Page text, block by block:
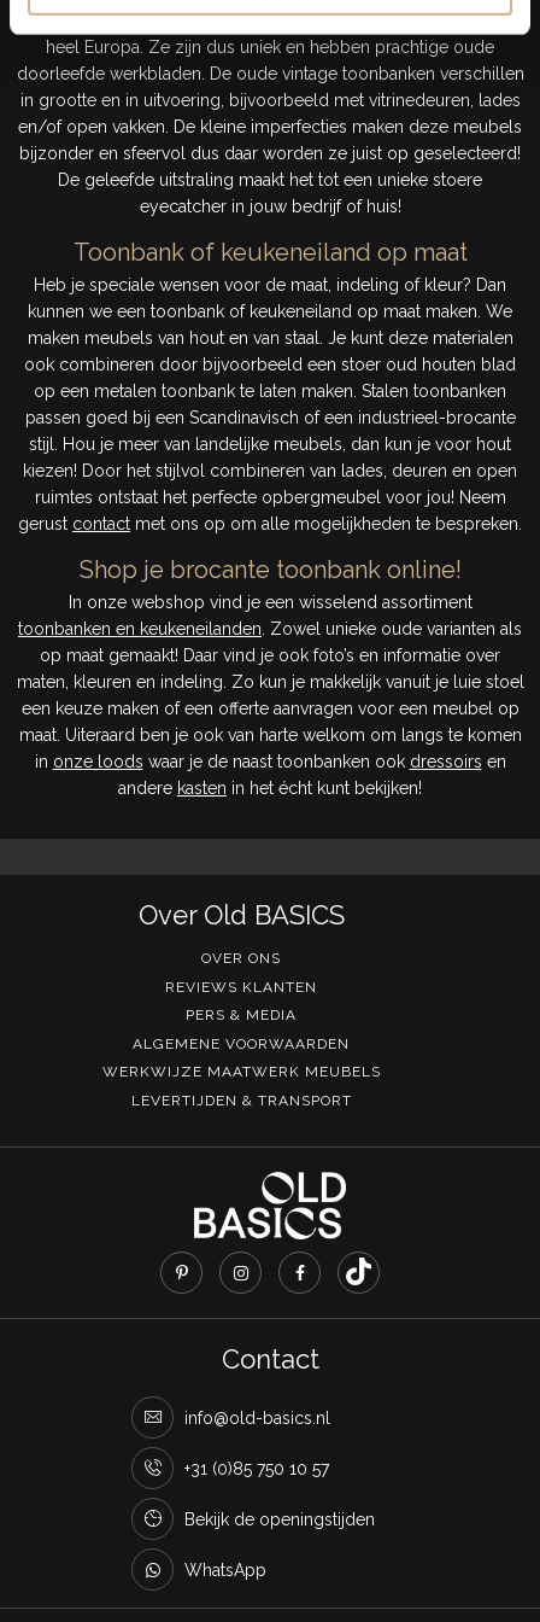
oud en komen uit verschillende oude winkels en apotheken in
heel Europa. Ze zijn dus uniek en hebben prachtige oude
doorleefde werkbladen. De oude vintage toonbanken verschillen
in grootte en in uitvoering, bijvoorbeeld met vitrinedeuren, lades
en/of open vakken. De kleine imperfecties maken deze meubels
bijzonder en sfeervol dus daar worden ze juist op geselecteerd!
De geleefde uitstraling maakt het tot een unieke stoere
eyecatcher in jouw bedrijf of huis!
Toonbank of keukeneiland op maat
Heb je speciale wensen voor de maat, indeling of kleur? Dan
kunnen we een toonbank of keukeneiland op maat maken. We
maken meubels van hout en van staal. Je kunt deze materialen
ook combineren door bijvoorbeeld een stoer oud houten blad
op een metalen toonbank te laten maken. Stalen toonbanken
passen goed bij een Scandinavisch of een industrieel-brocante
stijl. Hou je meer van landelijke meubels, dan kun je voor hout
kiezen! Door het stijlvol combineren van lades, deuren en open
ruimtes ontstaat het perfecte opbergmeubel voor jou! Neem
gerust contact met ons op om alle mogelijkheden te bespreken.
Shop je brocante toonbank online!
In onze webshop vind je een wisselend assortiment
toonbanken en keukeneilanden . Zowel unieke oude varianten als
op maat gemaakt! Daar vind je ook foto’s en informatie over
maten, kleuren en indeling. Zo kun je makkelijk vanuit je luie stoel
een keuze maken of een offerte aanvragen voor een meubel op
maat. Uiteraard ben je ook van harte welkom om langs te komen
in onze loods waar je de naast toonbanken ook dressoirs en
andere kasten in het écht kunt bekijken!
Over Old BASICS
OVER ONS
REVIEWS KLANTEN
PERS & MEDIA
ALGEMENE VOORWAARDEN
WERKWIJZE MAATWERK MEUBELS
LEVERTIJDEN & TRANSPORT
Contact
info@old-basics.nl
+31 (0)85 750 10 57
Bekijk de openingstijden
WhatsApp